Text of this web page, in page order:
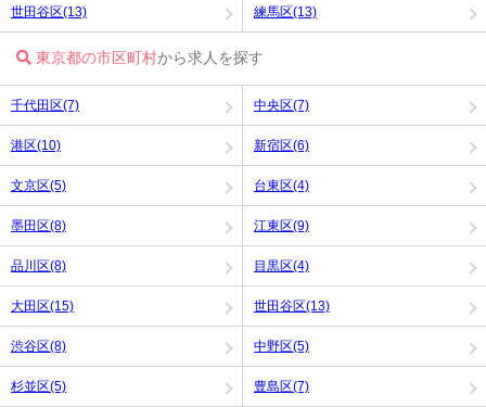
世田谷区(13) 練馬区(13)
東京都の市区町村から求人を探す
千代田区(7) 中央区(7)
港区(10) 新宿区(6)
文京区(5) 台東区(4)
墨田区(8) 江東区(9)
品川区(8) 目黒区(4)
大田区(15) 世田谷区(13)
渋谷区(8) 中野区(5)
杉並区(5) 豊島区(7)